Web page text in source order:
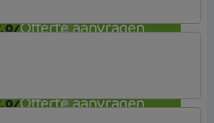
Offerte aanvragen
Offerte aanvragen